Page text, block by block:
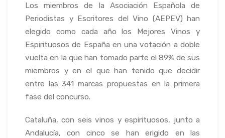
Los miembros de la Asociación Española de
Periodistas y Escritores del Vino (AEPEV) han
elegido como cada año los Mejores Vinos y
Espirituosos de España en una votación a doble
vuelta en la que han tomado parte el 89% de sus
miembros y en el que han tenido que decidir
entre las 341 marcas propuestas en la primera
fase del concurso.
Cataluña, con seis vinos y espirituosos, junto a
Andalucía, con cinco se han erigido en las